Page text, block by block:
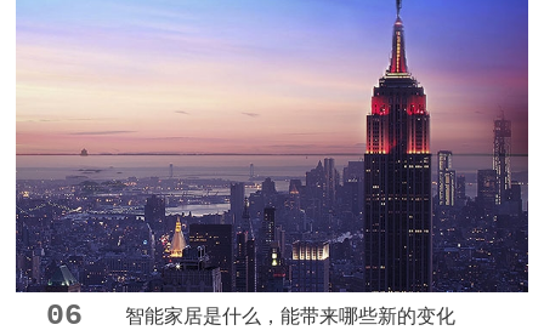
06 智能家居是什么，能带来哪些新的变化